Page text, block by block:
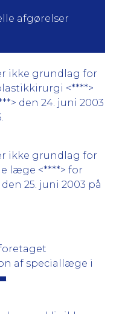
afgørelser
ikke grundlag for
<****>
den 24. juni 2003
ikke grundlag for
læge <****> for
25. juni 2003 på
af speciallæge i